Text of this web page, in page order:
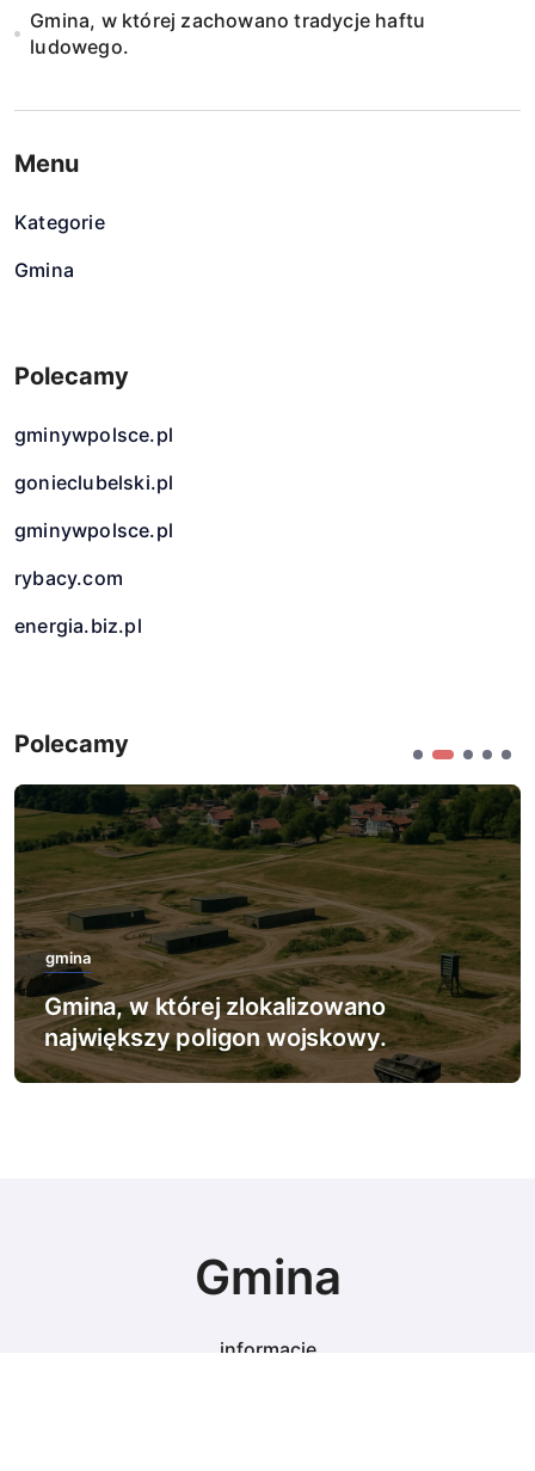
Gmina, w której zachowano tradycje haftu
ludowego.
Menu
Kategorie
Gmina
Polecamy
gminywpolsce.pl
gonieclubelski.pl
gminywpolsce.pl
rybacy.com
energia.biz.pl
Polecamy
gmina
Gmina, w której zlokalizowano
największy poligon wojskowy.
Gmina
informacje